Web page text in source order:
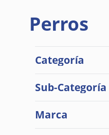
Perros
Categoría
Accesorios
Higiene y
Snacks
Salud
Sub-Categoría
Camas y Guacales
Comederos y
Marca